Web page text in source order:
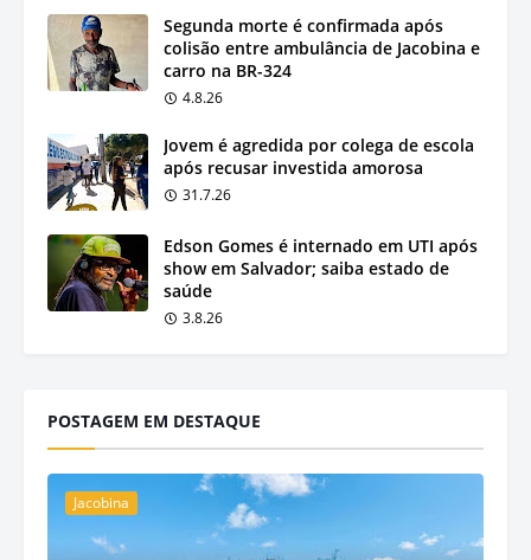
Segunda morte é confirmada após
colisão entre ambulância de Jacobina e
carro na BR-324
4.8.26
Jovem é agredida por colega de escola
após recusar investida amorosa
31.7.26
Edson Gomes é internado em UTI após
show em Salvador; saiba estado de
saúde
3.8.26
POSTAGEM EM DESTAQUE
Jacobina